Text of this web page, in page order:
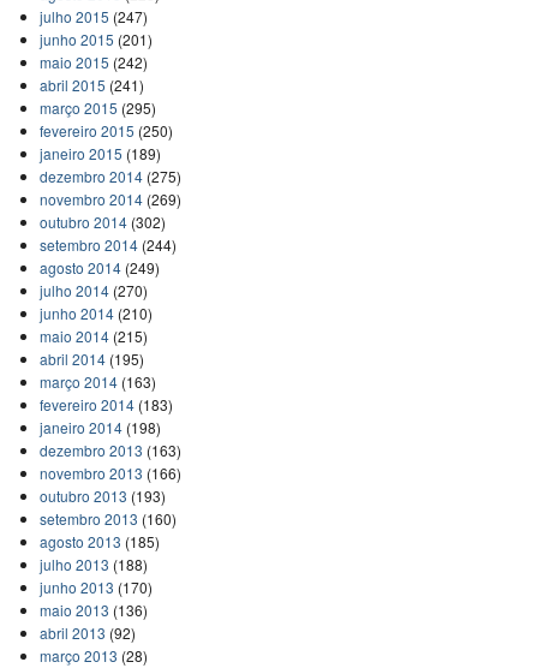
julho 2015 (247)
junho 2015 (201)
maio 2015 (242)
abril 2015 (241)
março 2015 (295)
fevereiro 2015 (250)
janeiro 2015 (189)
dezembro 2014(275)
novembro 2014(269)
outubro 2014(302)
setembro 2014(244)
agosto 2014(249)
julho 2014(270)
junho 2014(210)
maio 2014(215)
abril 2014(195)
março 2014(163)
fevereiro 2014(183)
janeiro 2014(198)
dezembro 2013 (163)
novembro 2013 (166)
outubro 2013 (193)
setembro 2013 (160)
agosto 2013 (185)
julho 2013 (188)
junho 2013 (170)
maio 2013 (136)
abril 2013 (92)
março 2013 (28)